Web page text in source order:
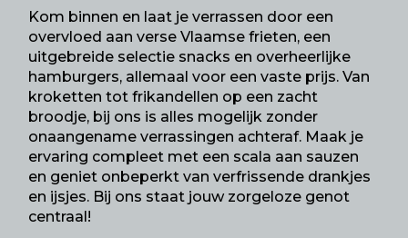
Kom binnen en laat je verrassen door een
overvloed aan verse Vlaamse frieten, een
uitgebreide selectie snacks en overheerlijke
hamburgers, allemaal voor een vaste prijs. Van
kroketten tot frikandellen op een zacht
broodje, bij ons is alles mogelijk zonder
onaangename verrassingen achteraf. Maak je
ervaring compleet met een scala aan sauzen
en geniet onbeperkt van verfrissende drankjes
en ijsjes. Bij ons staat jouw zorgeloze genot
centraal!